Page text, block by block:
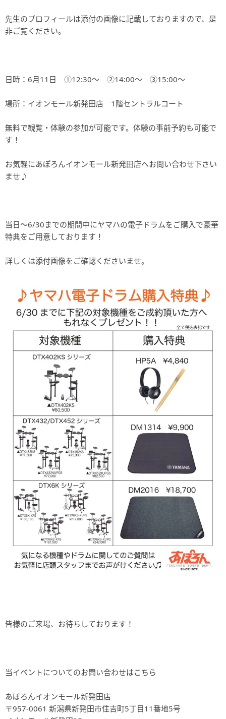
先生のプロフィールは添付の画像に記載しておりますので、是
非ご覧ください。
日時：6月11日 ①12:30～ ②14:00～ ③15:00～
場所：イオンモール新発田店 1階セントラルコート
無料で観覧・体験の参加が可能です。体験の事前予約も可能で
す！
お気軽にあぽろんイオンモール新発田店へお問い合わせ下さい
ませ♪
当日～6/30までの期間中にヤマハの電子ドラムをご購入で豪華
特典をご用意しております！
詳しくは添付画像をご確認くださいませ。
皆様のご来場、お待ちしております！
当イベントについてのお問い合わせはこちら
あぽろんイオンモール新発田店
〒957-0061 新潟県新発田市住吉町5丁目11番地5号